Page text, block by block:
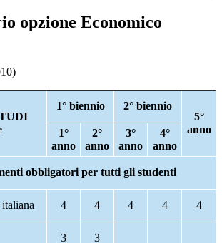
opzione Economico
1° biennio
2° biennio
5°
anno
1°
anno
2°
anno
3°
anno
4°
anno
obbligatori per tutti gli studenti
4 4 4 4 4
3 3